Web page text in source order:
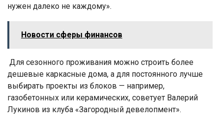
нужен далеко не каждому».
Новости сферы финансов
Для сезонного проживания можно строить более
дешевые каркасные дома, а для постоянного лучше
выбирать проекты из блоков — например,
газобетонных или керамических, советует Валерий
Лукинов из клуба «Загородный девелопмент».